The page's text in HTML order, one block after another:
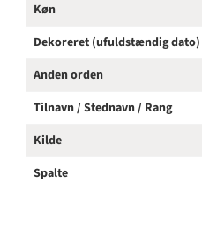
Køn
Dekoreret (ufuldstændig dato)
Anden orden
Tilnavn / Stednavn / Rang
Kilde
Spalte